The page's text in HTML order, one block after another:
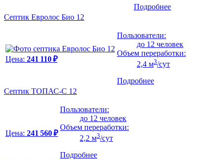
Подробнее
Септик Евролос Био 12
Цена: 241 110 ₽
Пользователи:
до 12 человек
Объем переработки:
2,4 м3/сут
Подробнее
Септик ТОПАС-С 12
Цена: 241 560 ₽
Пользователи:
до 12 человек
Объем переработки:
2,2 м3/сут
Подробнее